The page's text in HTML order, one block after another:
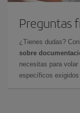
Preguntas
¿Tienes dudas?
sobre
necesitas para
específicos